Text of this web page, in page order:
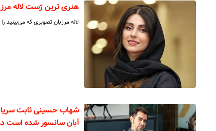
هنری ترین ژست لاله
لاله مرزبان تصویری که می‌بینید
شهاب حسینی ثابت
آبان سانسور شده است